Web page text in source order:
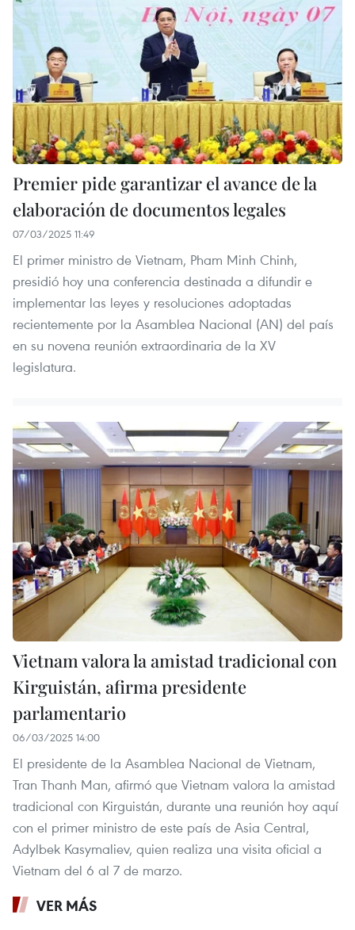
Premier pide garantizar el avance de la
elaboración de documentos legales
07/03/2025 11:49
El primer ministro de Vietnam, Pham Minh Chinh,
presidió hoy una conferencia destinada a difundir e
implementar las leyes y resoluciones adoptadas
recientemente por la Asamblea Nacional (AN) del país
en su novena reunión extraordinaria de la XV
legislatura.
Vietnam valora la amistad tradicional con
Kirguistán, afirma presidente
parlamentario
06/03/2025 14:00
El presidente de la Asamblea Nacional de Vietnam,
Tran Thanh Man, afirmó que Vietnam valora la amistad
tradicional con Kirguistán, durante una reunión hoy aquí
con el primer ministro de este país de Asia Central,
Adylbek Kasymaliev, quien realiza una visita oficial a
Vietnam del 6 al 7 de marzo.
VER MÁS